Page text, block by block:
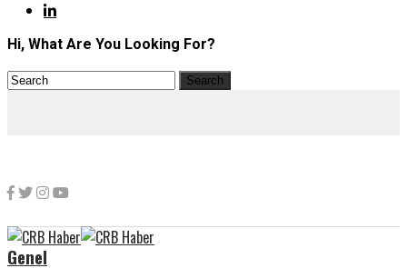
Hi, What Are You Looking For?
Genel